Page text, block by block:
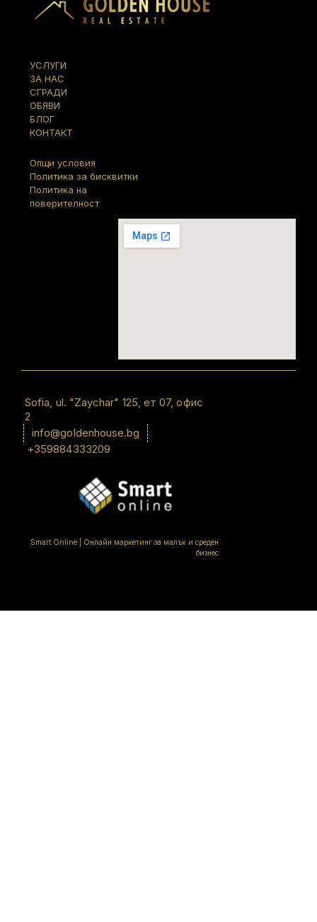
УСЛУГИ
ЗА НАС
СГРАДИ
ОБЯВИ
БЛОГ
КОНТАКТ
Опщи условия
Политика за бисквитки
Политика на
поверителност
Sofiа, ul. "Zaychar" 125, ет 07, офис
2
info@goldenhouse.bg
+359884333209
Smart Online | Онлайн маркетинг за малък и среден
бизнес